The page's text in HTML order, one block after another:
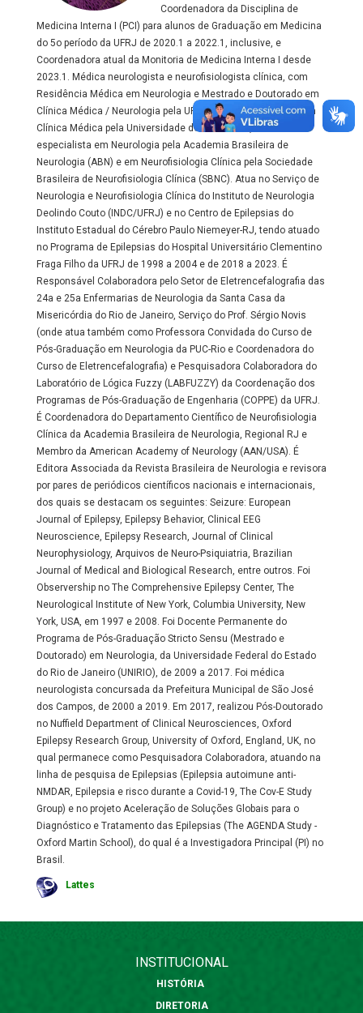
Coordenadora da Disciplina de
Medicina Interna I (PCI) para alunos de Graduação em Medicina
do 5o período da UFRJ de 2020.1 a 2022.1, inclusive, e
Coordenadora atual da Monitoria de Medicina Interna I desde
2023.1. Médica neurologista e neurofisiologista clínica, com
Residência Médica em Neurologia e Mestrado e Doutorado em
Clínica Médica / Neurologia pela UFRJ, Residência Médica em
Clínica Médica pela Universidade de Taubaté-SP, título de
especialista em Neurologia pela Academia Brasileira de
Neurologia (ABN) e em Neurofisiologia Clínica pela Sociedade
Brasileira de Neurofisiologia Clínica (SBNC). Atua no Serviço de
Neurologia e Neurofisiologia Clínica do Instituto de Neurologia
Deolindo Couto (INDC/UFRJ) e no Centro de Epilepsias do
Instituto Estadual do Cérebro Paulo Niemeyer-RJ, tendo atuado
no Programa de Epilepsias do Hospital Universitário Clementino
Fraga Filho da UFRJ de 1998 a 2004 e de 2018 a 2023. É
Responsável Colaboradora pelo Setor de Eletrencefalografia das
24a e 25a Enfermarias de Neurologia da Santa Casa da
Misericórdia do Rio de Janeiro, Serviço do Prof. Sérgio Novis
(onde atua também como Professora Convidada do Curso de
Pós-Graduação em Neurologia da PUC-Rio e Coordenadora do
Curso de Eletrencefalografia) e Pesquisadora Colaboradora do
Laboratório de Lógica Fuzzy (LABFUZZY) da Coordenação dos
Programas de Pós-Graduação de Engenharia (COPPE) da UFRJ.
É Coordenadora do Departamento Científico de Neurofisiologia
Clínica da Academia Brasileira de Neurologia, Regional RJ e
Membro da American Academy of Neurology (AAN/USA). É
Editora Associada da Revista Brasileira de Neurologia e revisora
por pares de periódicos científicos nacionais e internacionais,
dos quais se destacam os seguintes: Seizure: European
Journal of Epilepsy, Epilepsy Behavior, Clinical EEG
Neuroscience, Epilepsy Research, Journal of Clinical
Neurophysiology, Arquivos de Neuro-Psiquiatria, Brazilian
Journal of Medical and Biological Research, entre outros. Foi
Observership no The Comprehensive Epilepsy Center, The
Neurological Institute of New York, Columbia University, New
York, USA, em 1997 e 2008. Foi Docente Permanente do
Programa de Pós-Graduação Stricto Sensu (Mestrado e
Doutorado) em Neurologia, da Universidade Federal do Estado
do Rio de Janeiro (UNIRIO), de 2009 a 2017. Foi médica
neurologista concursada da Prefeitura Municipal de São José
dos Campos, de 2000 a 2019. Em 2017, realizou Pós-Doutorado
no Nuffield Department of Clinical Neurosciences, Oxford
Epilepsy Research Group, University of Oxford, England, UK, no
qual permanece como Pesquisadora Colaboradora, atuando na
linha de pesquisa de Epilepsias (Epilepsia autoimune anti-
NMDAR, Epilepsia e risco durante a Covid-19, The Cov-E Study
Group) e no projeto Aceleração de Soluções Globais para o
Diagnóstico e Tratamento das Epilepsias (The AGENDA Study -
Oxford Martin School), do qual é a Investigadora Principal (PI) no
Brasil.
Lattes
INSTITUCIONAL
HISTÓRIA
DIRETORIA